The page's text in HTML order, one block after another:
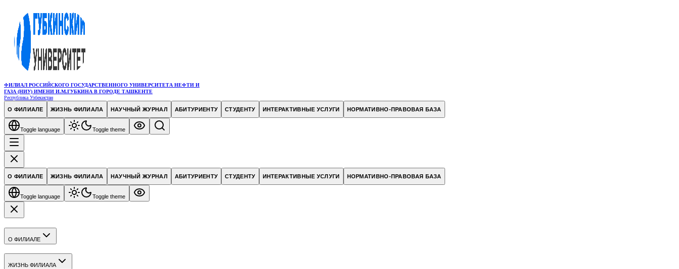
ФИЛИАЛ РОССИЙСКОГО ГОСУДАРСТВЕННОГО УНИВЕРСИТЕТА НЕФТИ И
ГАЗА (НИУ) ИМЕНИ И.М.ГУБКИНА В ГОРОДЕ ТАШКЕНТЕ
Республика Узбекистан
О ФИЛИАЛЕ ЖИЗНЬ ФИЛИАЛА НАУЧНЫЙ ЖУРНАЛ АБИТУРИЕНТУ СТУДЕНТУ ИНТЕРАКТИВНЫЕ УСЛУГИ НОРМАТИВНО-ПРАВОВАЯ БАЗА
Toggle language Toggle theme
О ФИЛИАЛЕ ЖИЗНЬ ФИЛИАЛА НАУЧНЫЙ ЖУРНАЛ АБИТУРИЕНТУ СТУДЕНТУ ИНТЕРАКТИВНЫЕ УСЛУГИ НОРМАТИВНО-ПРАВОВАЯ БАЗА
Toggle language Toggle theme
О ФИЛИАЛЕ
ЖИЗНЬ ФИЛИАЛА